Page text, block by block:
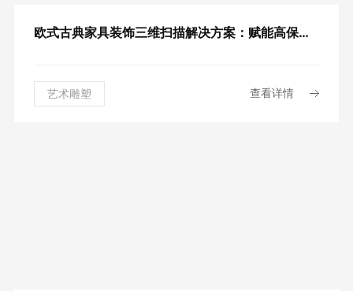
欧式古典家具装饰三维扫描解决方案：赋能高保真复制与二次创新设计
艺术雕塑 查看详情